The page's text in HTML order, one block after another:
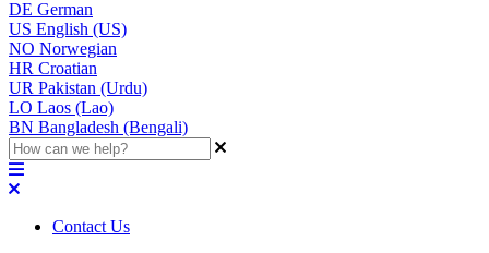
DE German
US English (US)
NO Norwegian
HR Croatian
UR Pakistan (Urdu)
LO Laos (Lao)
BN Bangladesh (Bengali)
Contact Us